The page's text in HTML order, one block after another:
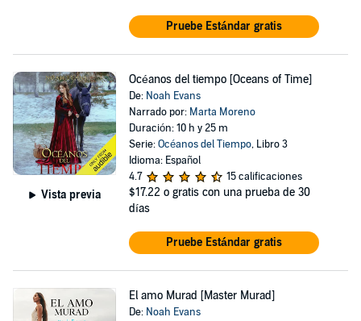
Pruebe Estándar gratis
Vista previa
Océanos del tiempo [Oceans of Time]
De: Noah Evans
Narrado por: Marta Moreno
Duración: 10 h y 25 m
Serie:Océanos del Tiempo, Libro 3
Idioma: Español
4.7
15 calificaciones
$17.22 o gratis con una prueba de 30
días
Pruebe Estándar gratis
El amo Murad [Master Murad]
De: Noah Evans